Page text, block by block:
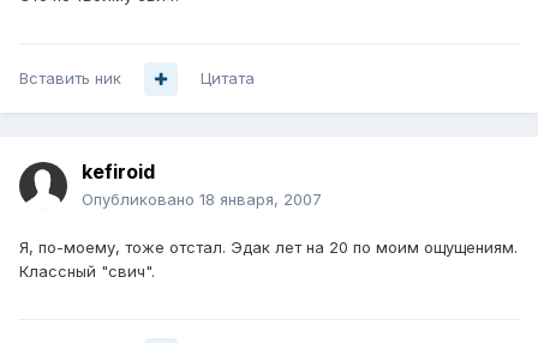
Вставить ник Цитата
kefiroid
Опубликовано 18 января, 2007
Я, по-моему, тоже отстал. Эдак лет на 20 по моим ощущениям.
Классный "свич".